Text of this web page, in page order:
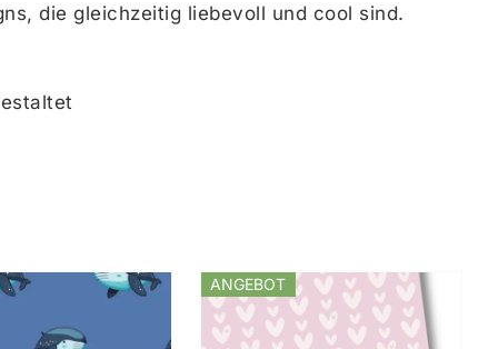
die gleichzeitig liebevoll und cool sind.
ANGEBOT